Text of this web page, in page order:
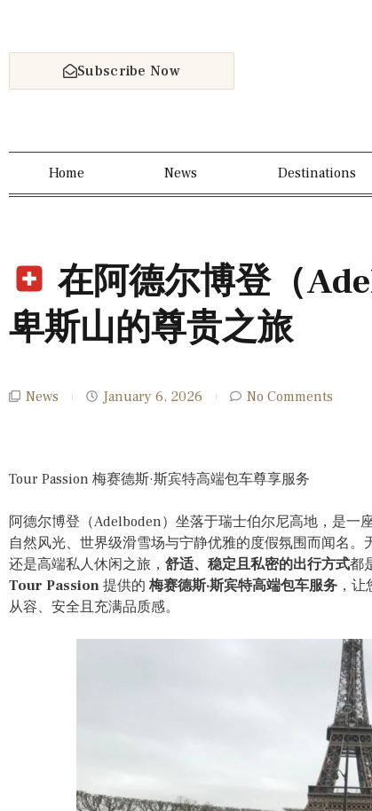
Subscribe Now
Home News Destinations
在阿德尔博登（
卑斯山的尊贵之旅
News January 6, 2026 No Comments
Tour Passion 梅赛德斯·斯宾特高端包车尊享服务
阿德尔博登（Adelboden）坐落于瑞士伯尔尼高地，是一
自然风光、世界级滑雪场与宁静优雅的度假氛围而闻名。
还是高端私人休闲之旅， 舒适、稳定且私密的出行方式都
Tour Passion 提供的 梅赛德斯·斯宾特高端包车服务 ，
从容、安全且充满品质感。